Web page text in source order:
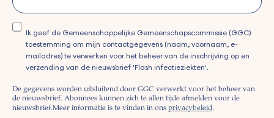
Ik geef de Gemeenschappelijke Gemeenschapscommissie (GGC)
toestemming om mijn contactgegevens (naam, voornaam, e-
mailadres) te verwerken voor het beheer van de inschrijving op en
verzending van de nieuwsbrief 'Flash infectieziekten'.
De gegevens worden uitsluitend door GGC verwerkt voor het beheer van
de nieuwsbrief. Abonnees kunnen zich te allen tijde afmelden voor de
nieuwsbrief.Meer informatie is te vinden in ons privacybeleid.